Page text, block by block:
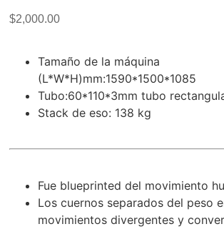
$2,000.00
Tamaño de la máquina
(L*W*H)mm:1590*1500*1085
Tubo:60*110*3mm tubo
Stack de eso: 138 kg
Fue blueprinted del movimiento
Los cuernos separados del peso
movimientos divergentes y